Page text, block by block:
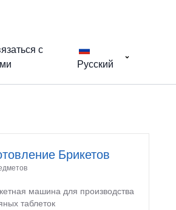
с
Русский
Брикетов
машина для производства
таблеток